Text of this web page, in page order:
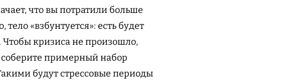
что вы потратили больше
«взбунтуется»: есть будет
Чтобы кризиса не произошло,
примерный набор
будут стрессовые периоды